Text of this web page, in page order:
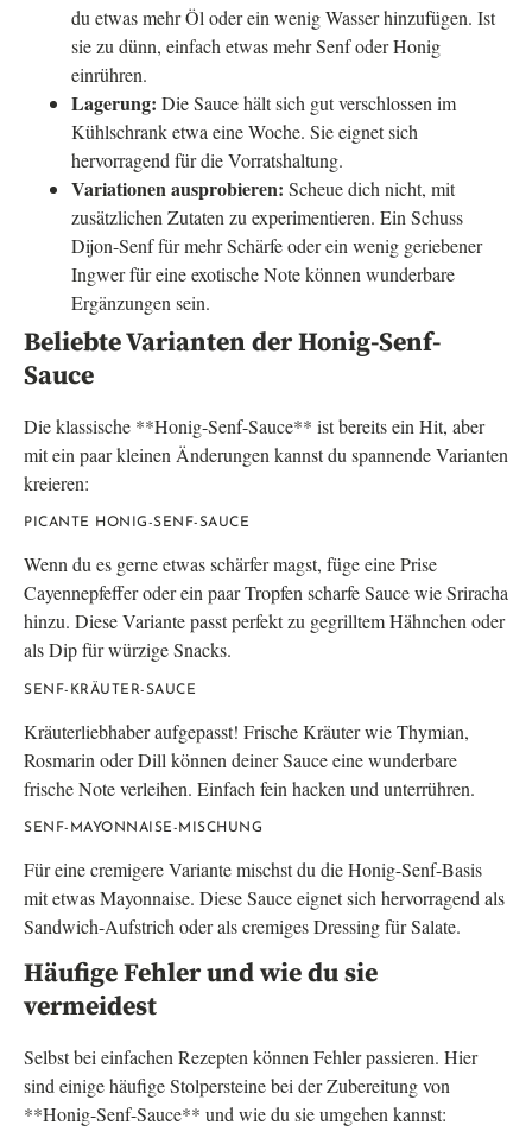
du etwas mehr Öl oder ein wenig Wasser hinzufügen. Ist
sie zu dünn, einfach etwas mehr Senf oder Honig
einrühren.
Lagerung: Die Sauce hält sich gut verschlossen im
Kühlschrank etwa eine Woche. Sie eignet sich
hervorragend für die Vorratshaltung.
Variationen ausprobieren: Scheue dich nicht, mit
zusätzlichen Zutaten zu experimentieren. Ein Schuss
Dijon-Senf für mehr Schärfe oder ein wenig geriebener
Ingwer für eine exotische Note können wunderbare
Ergänzungen sein.
Beliebte Varianten der Honig-Senf-
Sauce
Die klassische **Honig-Senf-Sauce** ist bereits ein Hit, aber
mit ein paar kleinen Änderungen kannst du spannende Varianten
kreieren:
PICANTE HONIG-SENF-SAUCE
Wenn du es gerne etwas schärfer magst, füge eine Prise
Cayennepfeffer oder ein paar Tropfen scharfe Sauce wie Sriracha
hinzu. Diese Variante passt perfekt zu gegrilltem Hähnchen oder
als Dip für würzige Snacks.
SENF-KRÄUTER-SAUCE
Kräuterliebhaber aufgepasst! Frische Kräuter wie Thymian,
Rosmarin oder Dill können deiner Sauce eine wunderbare
frische Note verleihen. Einfach fein hacken und unterrühren.
SENF-MAYONNAISE-MISCHUNG
Für eine cremigere Variante mischst du die Honig-Senf-Basis
mit etwas Mayonnaise. Diese Sauce eignet sich hervorragend als
Sandwich-Aufstrich oder als cremiges Dressing für Salate.
Häufige Fehler und wie du sie
vermeidest
Selbst bei einfachen Rezepten können Fehler passieren. Hier
sind einige häufige Stolpersteine bei der Zubereitung von
**Honig-Senf-Sauce** und wie du sie umgehen kannst: